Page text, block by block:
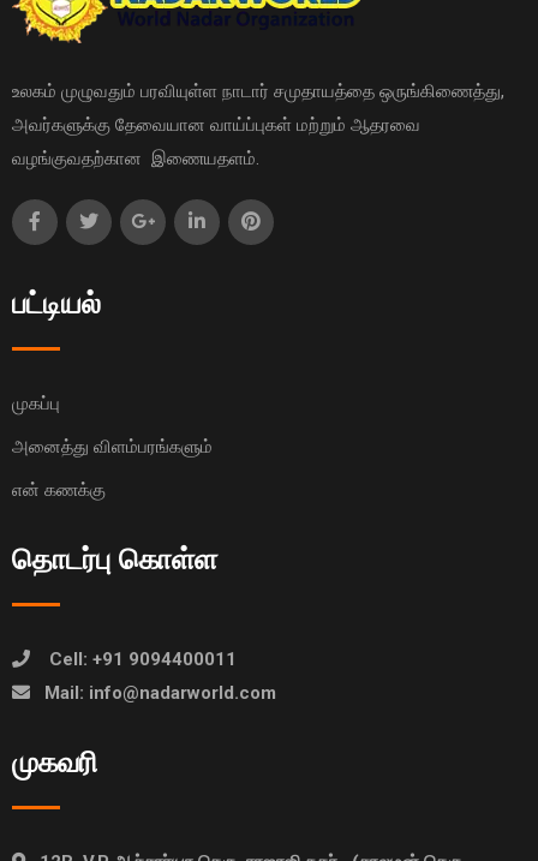
உலகம் முழுவதும் பரவியுள்ள நாடார் சமுதாயத்தை ஒருங்கிணைத்து,
அவர்களுக்கு தேவையான வாய்ப்புகள் மற்றும் ஆதரவை
வழங்குவதற்கான இணையதளம்.
பட்டியல்
முகப்பு
அனைத்து விளம்பரங்களும்
என் கணக்கு
தொடர்பு கொள்ள
Cell: +91 9094400011
Mail: info@nadarworld.com
முகவரி